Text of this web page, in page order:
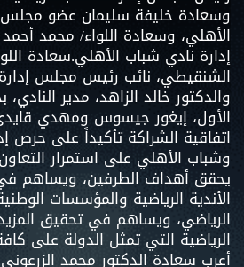
وسعادة خليفة سليمان عضو مجلس
الأهلي، وسعادة اللواء/ محمد
إدارة نادي شباب الأهلي.سعادة
الشنقيطي، نائب رئيس مجلس إدارة
والدكتور خالد الزاهد، مدير
الأول، إيغور جيسوس ومهدي
اتفاقية الشراكة تأكيداً على حرص
وشباب الأهلي على استمرار
يحقق أهداف الطرفين، ويساهم في
الأندية الرياضية والمؤسسات
الرياضي، ويساهم في تحقيق المزيد
الرياضية التي تمثل الدولة على
أعرب سعادة الدكتور محمد